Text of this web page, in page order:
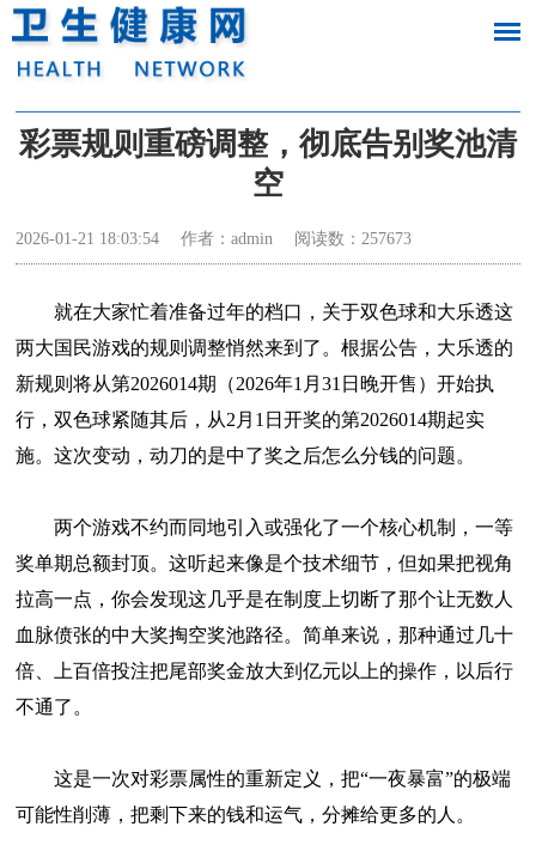
彩票规则重磅调整，彻底告别奖池清
空
2026-01-21 18:03:54 作者：admin 阅读数：257673
就在大家忙着准备过年的档口，关于双色球和大乐透这
两大国民游戏的规则调整悄然来到了。根据公告，大乐透的
新规则将从第2026014期（2026年1月31日晚开售）开始执
行，双色球紧随其后，从2月1日开奖的第2026014期起实
施。这次变动，动刀的是中了奖之后怎么分钱的问题。
两个游戏不约而同地引入或强化了一个核心机制，一等
奖单期总额封顶。这听起来像是个技术细节，但如果把视角
拉高一点，你会发现这几乎是在制度上切断了那个让无数人
血脉偾张的中大奖掏空奖池路径。简单来说，那种通过几十
倍、上百倍投注把尾部奖金放大到亿元以上的操作，以后行
不通了。
这是一次对彩票属性的重新定义，把“一夜暴富”的极端
可能性削薄，把剩下来的钱和运气，分摊给更多的人。